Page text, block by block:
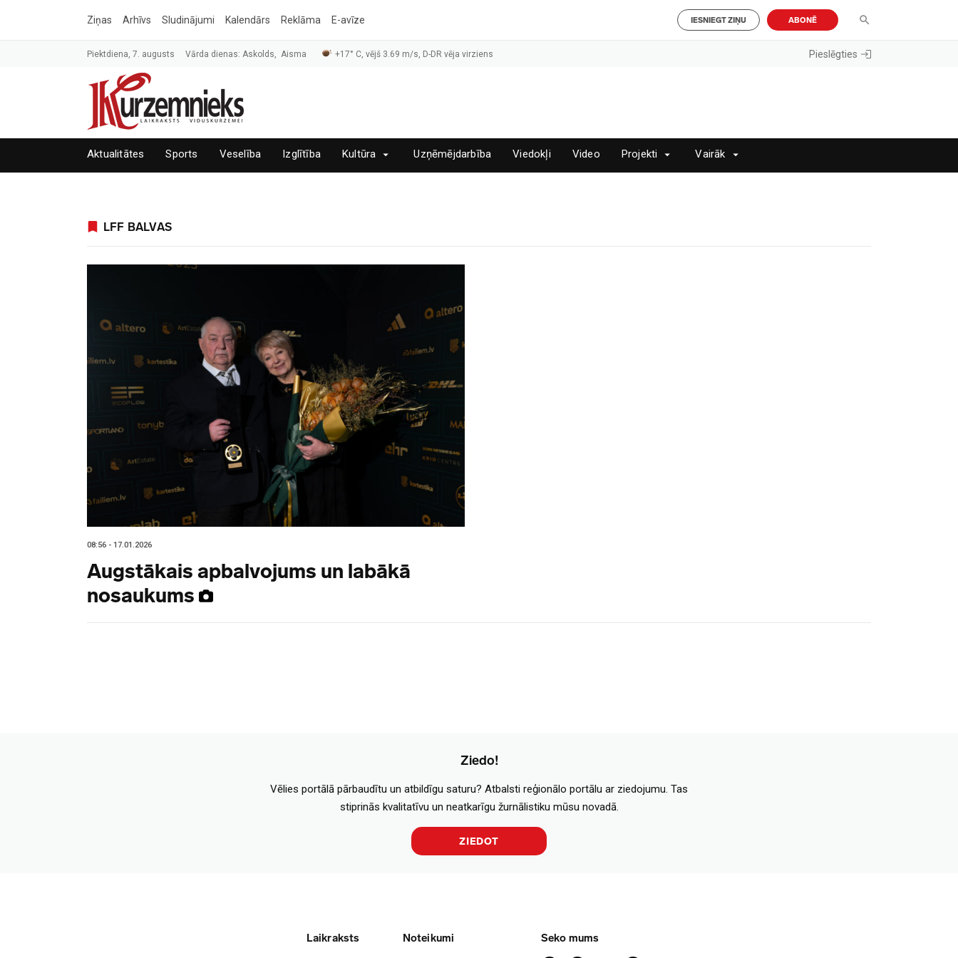
Ziņas Arhīvs Sludinājumi Kalendārs Reklāma E-avīze IESNIEGT ZIŅU ABONĒ
Piektdiena, 7. augusts Vārda dienas: Askolds, Aisma +17° C, vējš 3.69 m/s, D-DR vēja virziens Pieslēgties
Aktualitātes Sports Veselība Izglītība Kultūra Uzņēmējdarbība Viedokļi Video Projekti Vairāk
LFF BALVAS
08:56 - 17.01.2026
Augstākais apbalvojums un labākā
nosaukums
Ziedo!
Vēlies portālā pārbaudītu un atbildīgu saturu? Atbalsti reģionālo portālu ar ziedojumu. Tas
stiprinās kvalitatīvu un neatkarīgu žurnālistiku mūsu novadā.
ZIEDOT
Laikraksts Noteikumi Seko mums